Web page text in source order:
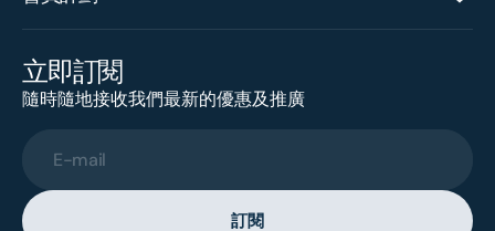
立即訂閱
隨時隨地接收我們最新的優惠及推廣
E-mail
訂閱